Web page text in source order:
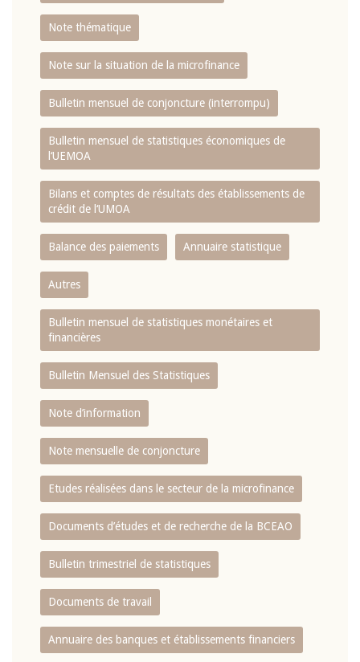
Note thématique
Note sur la situation de la microfinance
Bulletin mensuel de conjoncture (interrompu)
Bulletin mensuel de statistiques économiques de
l‘UEMOA
Bilans et comptes de résultats des établissements de
crédit de l‘UMOA
Balance des paiements Annuaire statistique
Autres
Bulletin mensuel de statistiques monétaires et
financières
Bulletin Mensuel des Statistiques
Note d’information
Note mensuelle de conjoncture
Etudes réalisées dans le secteur de la microfinance
Documents d’études et de recherche de la BCEAO
Bulletin trimestriel de statistiques
Documents de travail
Annuaire des banques et établissements financiers